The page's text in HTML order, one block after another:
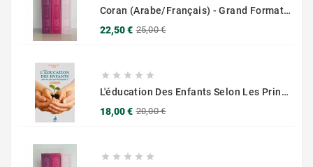
Coran (Arabe/Français) - Grand Format 17x25 - Couverture Daim - Pages Dorées
22,50 € 25,00 €
    
L'éducation Des Enfants Selon Les Principes Du Prophète Sws
18,00 € 20,00 €
    